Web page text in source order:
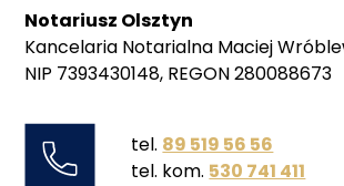
Notariusz Olsztyn
Kancelaria Notarialna Maciej
NIP 7393430148, REGON 280088673
tel. 89 519 56 56
tel. kom. 530 741 411